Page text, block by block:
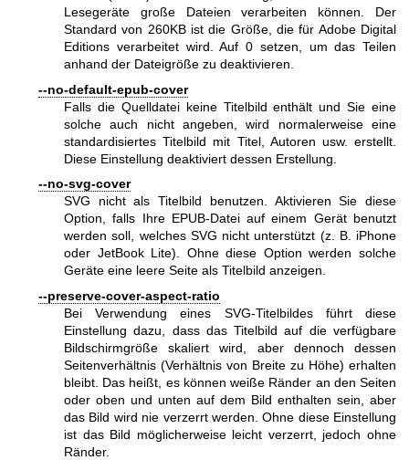
Lesegeräte große Dateien verarbeiten können. Der
Standard von 260KB ist die Größe, die für Adobe Digital
Editions verarbeitet wird. Auf 0 setzen, um das Teilen
anhand der Dateigröße zu deaktivieren.
--no-default-epub-cover
Falls die Quelldatei keine Titelbild enthält und Sie eine
solche auch nicht angeben, wird normalerweise eine
standardisiertes Titelbild mit Titel, Autoren usw. erstellt.
Diese Einstellung deaktiviert dessen Erstellung.
--no-svg-cover
SVG nicht als Titelbild benutzen. Aktivieren Sie diese
Option, falls Ihre EPUB-Datei auf einem Gerät benutzt
werden soll, welches SVG nicht unterstützt (z. B. iPhone
oder JetBook Lite). Ohne diese Option werden solche
Geräte eine leere Seite als Titelbild anzeigen.
--preserve-cover-aspect-ratio
Bei Verwendung eines SVG-Titelbildes führt diese
Einstellung dazu, dass das Titelbild auf die verfügbare
Bildschirmgröße skaliert wird, aber dennoch dessen
Seitenverhältnis (Verhältnis von Breite zu Höhe) erhalten
bleibt. Das heißt, es können weiße Ränder an den Seiten
oder oben und unten auf dem Bild enthalten sein, aber
das Bild wird nie verzerrt werden. Ohne diese Einstellung
ist das Bild möglicherweise leicht verzerrt, jedoch ohne
Ränder.